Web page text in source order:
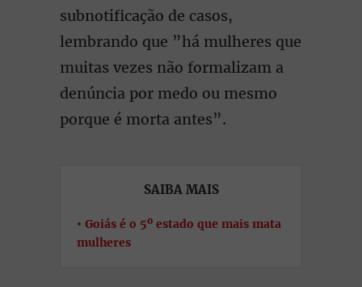
subnotificação de casos,
lembrando que ”há mulheres que
muitas vezes não formalizam a
denúncia por medo ou mesmo
porque é morta antes”.
SAIBA MAIS
Goiás é o 5º estado que mais mata
mulheres